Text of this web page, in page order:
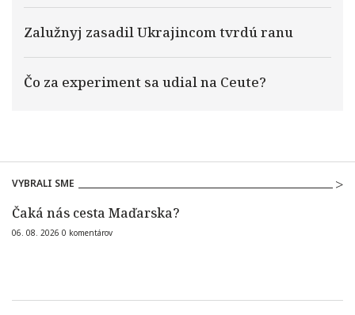
Zalužnyj zasadil Ukrajincom tvrdú ranu
Čo za experiment sa udial na Ceute?
VYBRALI SME
Čaká nás cesta Maďarska?
06. 08. 2026 0 komentárov